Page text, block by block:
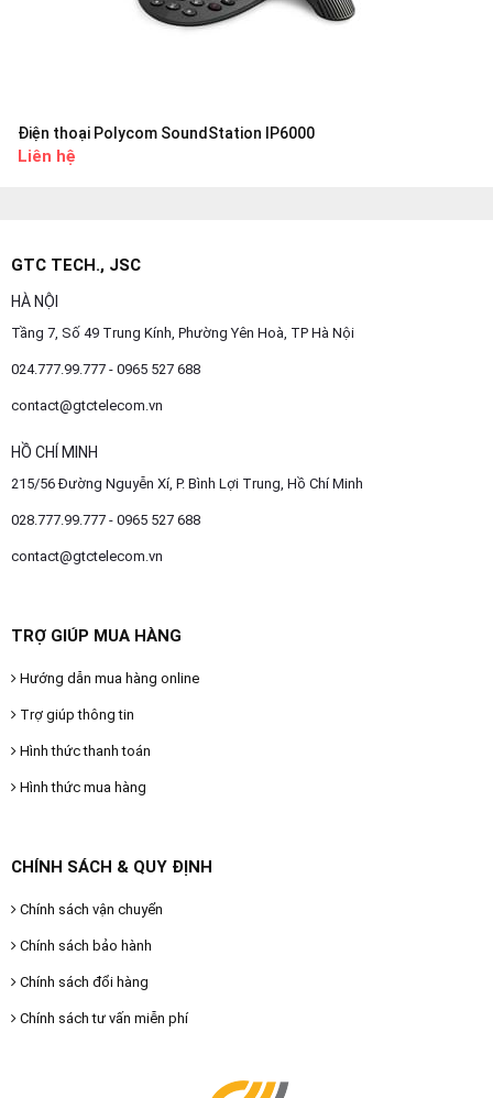
Điện thoại Polycom SoundStation IP6000
Liên hệ
GTC TECH., JSC
HÀ NỘI
Tầng 7, Số 49 Trung Kính, Phường Yên Hoà, TP Hà Nội
024.777.99.777 - 0965 527 688
contact@gtctelecom.vn
HỒ CHÍ MINH
215/56 Đường Nguyễn Xí, P. Bình Lợi Trung, Hồ Chí Minh
028.777.99.777 - 0965 527 688
contact@gtctelecom.vn
TRỢ GIÚP MUA HÀNG
Hướng dẫn mua hàng online
Trợ giúp thông tin
Hình thức thanh toán
Hình thức mua hàng
CHÍNH SÁCH & QUY ĐỊNH
Chính sách vận chuyển
Chính sách bảo hành
Chính sách đổi hàng
Chính sách tư vấn miễn phí